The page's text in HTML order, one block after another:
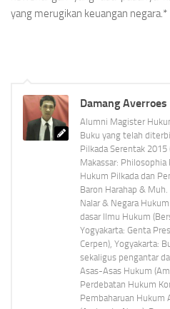
yang merugikan keuangan negara.*
Damang
Alumni Magister
Buku yang telah
Pilkada Serentak 2015
Makassar: Philosophia
Hukum Pilkada dan
Baron Harahap &
Nalar & Negara
dasar Ilmu Hukum
Yogyakarta: Genta
Cerpen), Yogyakarta:
sekaligus pengantar
Asas-Asas Hukum
Perdebatan Hukum
Pembaharuan Hukum